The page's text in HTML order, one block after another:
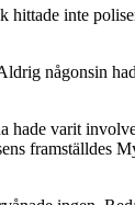
inte
någonsin
hade varit
framställdes